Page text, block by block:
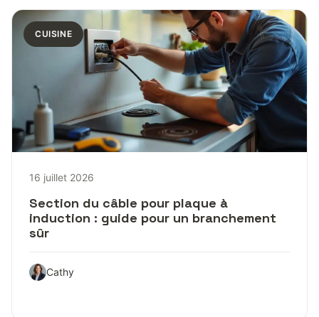
CUISINE
16 juillet 2026
Section du câble pour plaque à
induction : guide pour un branchement
sûr
Cathy